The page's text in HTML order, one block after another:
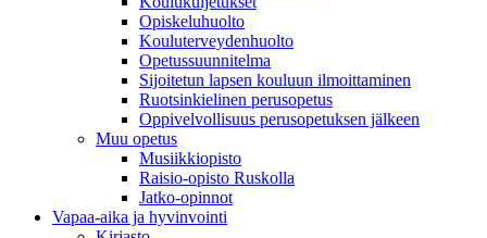
Opiskeluhuolto
Kouluterveydenhuolto
Opetussuunnitelma
Sijoitetun lapsen kouluun ilmoittaminen
Ruotsinkielinen perusopetus
Oppivelvollisuus perusopetuksen jälkeen
Muu opetus
Musiikkiopisto
Raisio-opisto Ruskolla
Jatko-opinnot
Vapaa-aika ja hyvinvointi